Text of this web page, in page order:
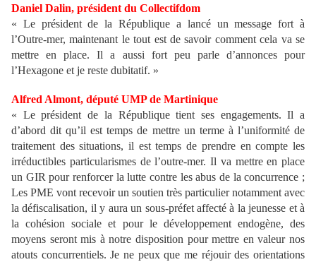
Daniel Dalin, président du Collectifdom
« Le président de la République a lancé un message fort à
l’Outre-mer, maintenant le tout est de savoir comment cela va se
mettre en place. Il a aussi fort peu parle d’annonces pour
l’Hexagone et je reste dubitatif. »
Alfred Almont, député UMP de Martinique
« Le président de la République tient ses engagements. Il a
d’abord dit qu’il est temps de mettre un terme à l’uniformité de
traitement des situations, il est temps de prendre en compte les
irréductibles particularismes de l’outre-mer. Il va mettre en place
un GIR pour renforcer la lutte contre les abus de la concurrence ;
Les PME vont recevoir un soutien très particulier notamment avec
la défiscalisation, il y aura un sous-préfet affecté à la jeunesse et à
la cohésion sociale et pour le développement endogène, des
moyens seront mis à notre disposition pour mettre en valeur nos
atouts concurrentiels. Je ne peux que me réjouir des orientations